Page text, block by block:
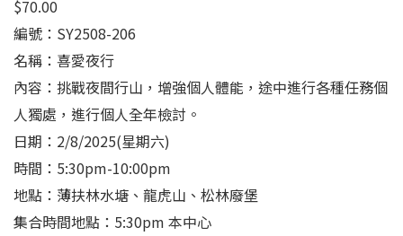
$70.00
編號：SY2508-206
名稱：喜愛夜行
內容：挑戰夜間行山，增強個人體能，途中進行各種任務個
人獨處，進行個人全年檢討。
日期：2/8/2025(星期六)
時間：5:30pm-10:00pm
地點：薄扶林水塘、龍虎山、松林廢堡
集合時間地點：5:30pm 本中心